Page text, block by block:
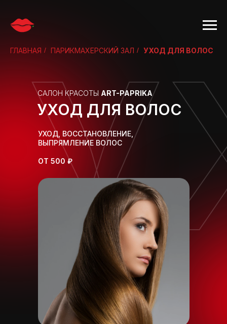
ГЛАВНАЯ / ПАРИКМАХЕРСКИЙ ЗАЛ / УХОД ДЛЯ ВОЛОС
УХОД ДЛЯ ВОЛОС
УХОД, ВОССТАНОВЛЕНИЕ,
ВЫПРЯМЛЕНИЕ ВОЛОС
ОТ 500 ₽
САЛОН КРАСОТЫ ART-PAPRIKA